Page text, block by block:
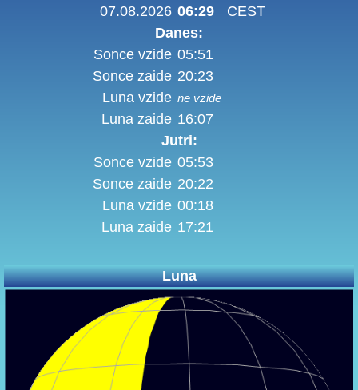
07.08.2026 06:29
CEST
Danes:
Sonce vzide 05:51
Sonce zaide 20:23
Luna vzide ne vzide
Luna zaide 16:07
Jutri:
Sonce vzide 05:53
Sonce zaide 20:22
Luna vzide 00:18
Luna zaide 17:21
Luna